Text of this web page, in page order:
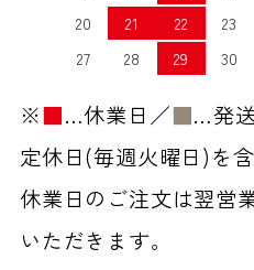
20
21 22 23
27
28 29 30
※■…休業日／■…発
定休日(毎週火曜日)を
休業日のご注文は翌営
いただきます。